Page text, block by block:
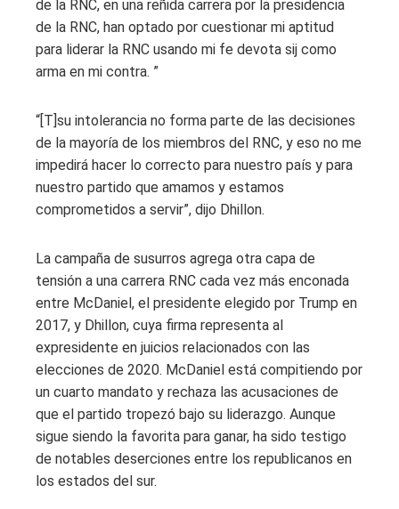
de la RNC, en una reñida carrera por la presidencia
de la RNC, han optado por cuestionar mi aptitud
para liderar la RNC usando mi fe devota sij como
arma en mi contra. ”
“[T]su intolerancia no forma parte de las decisiones
de la mayoría de los miembros del RNC, y eso no me
impedirá hacer lo correcto para nuestro país y para
nuestro partido que amamos y estamos
comprometidos a servir”, dijo Dhillon.
La campaña de susurros agrega otra capa de
tensión a una carrera RNC cada vez más enconada
entre McDaniel, el presidente elegido por Trump en
2017, y Dhillon, cuya firma representa al
expresidente en juicios relacionados con las
elecciones de 2020. McDaniel está compitiendo por
un cuarto mandato y rechaza las acusaciones de
que el partido tropezó bajo su liderazgo. Aunque
sigue siendo la favorita para ganar, ha sido testigo
de notables deserciones entre los republicanos en
los estados del sur.